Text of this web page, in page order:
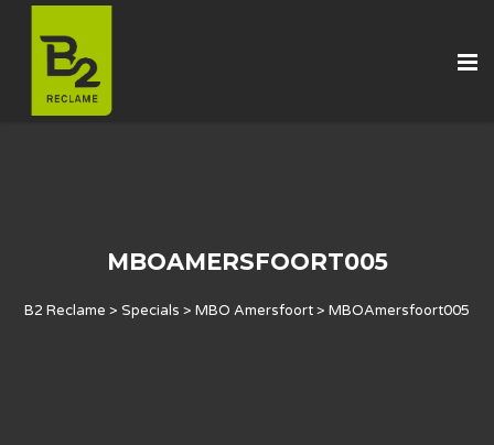
MBOAMERSFOORT005
B2 Reclame > Specials > MBO Amersfoort> MBOAmersfoort005